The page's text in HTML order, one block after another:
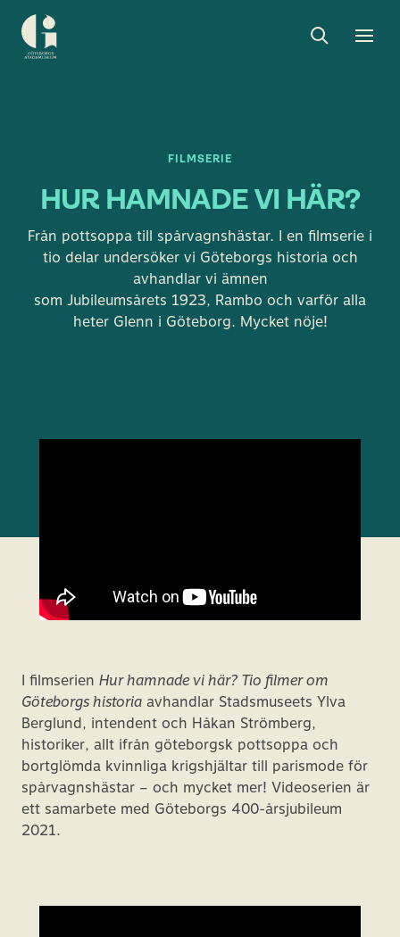
Göteborgs
Toggle
FILMSERIE
HUR HAMNADE VI HÄR?
Från pottsoppa till spårvagnshästar. I en filmserie i
tio delar undersöker vi Göteborgs historia och
avhandlar vi ämnen
som Jubileumsårets 1923, Rambo och varför alla
heter Glenn i Göteborg. Mycket nöje!
I filmserien Hur hamnade vi här? Tio filmer om
Göteborgs historia avhandlar Stadsmuseets Ylva
Berglund, intendent och Håkan Strömberg,
historiker, allt ifrån göteborgsk pottsoppa och
bortglömda kvinnliga krigshjältar till parismode för
spårvagnshästar – och mycket mer! Videoserien är
ett samarbete med Göteborgs 400-årsjubileum
2021.